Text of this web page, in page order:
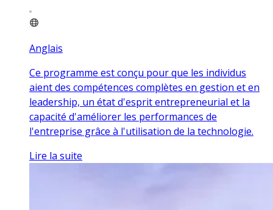
Anglais
Ce programme est conçu pour que les individus
aient des compétences complètes en gestion et en
leadership, un état d'esprit entrepreneurial et la
capacité d'améliorer les performances de
l'entreprise grâce à l'utilisation de la technologie.
Lire la suite